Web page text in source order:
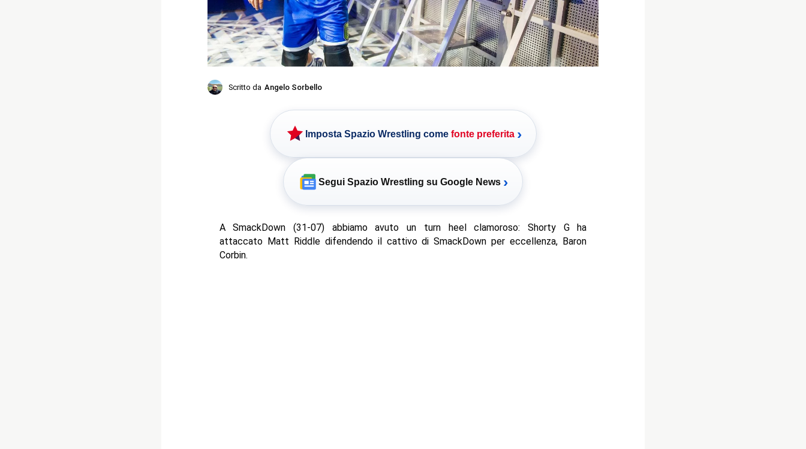
Scritto da Angelo Sorbello
Imposta Spazio Wrestling come fonte preferita ›
Segui Spazio Wrestling su Google News ›
A SmackDown (31-07) abbiamo avuto un turn heel clamoroso: Shorty G ha
attaccato Matt Riddle difendendo il cattivo di SmackDown per eccellenza, Baron
Corbin.